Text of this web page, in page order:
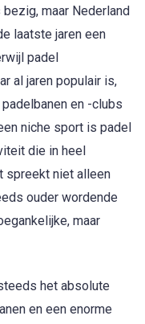
maar Nederland
laatste jaren een
padel
al jaren populair is,
en -clubs
niche sport is padel
die in heel
spreekt niet alleen
ouder wordende
maar
het absolute
en een enorme